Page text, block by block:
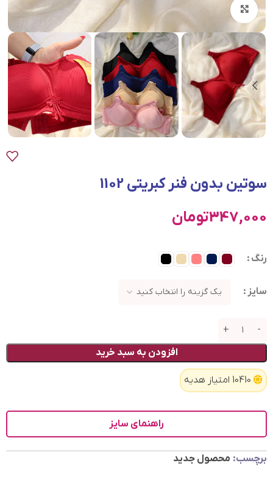
بزرگنمایی تصویر
سوتین بدون فنر کبریتی 1102
347,000تومان
رنگ
سایز
افزودن به سبد خرید
10410 امتیاز هدیه
راهنمای سایز
برچسب: محصول جدید